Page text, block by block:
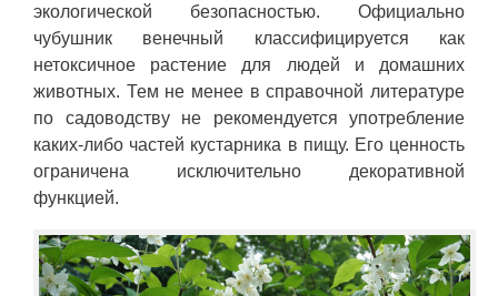
экологической безопасностью. Официально
чубушник венечный классифицируется как
нетоксичное растение для людей и домашних
животных. Тем не менее в справочной литературе
по садоводству не рекомендуется употребление
каких-либо частей кустарника в пищу. Его ценность
ограничена исключительно декоративной
функцией.